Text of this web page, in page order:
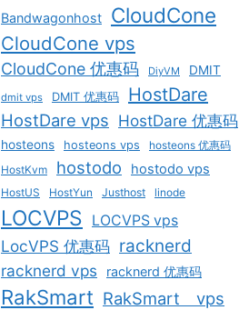
Bandwagonhost CloudCone
CloudCone vps
CloudCone 优惠码 DiyVM DMIT
dmit vps DMIT 优惠码 HostDare
HostDare vps HostDare 优惠码
hosteons hosteons vps
hosteons 优惠码
HostKvm
hostodo hostodo vps
HostUS HostYun Justhost linode
LOCVPS LOCVPS vps
LocVPS 优惠码 racknerd
racknerd vps racknerd 优惠码
RakSmart RakSmart vps